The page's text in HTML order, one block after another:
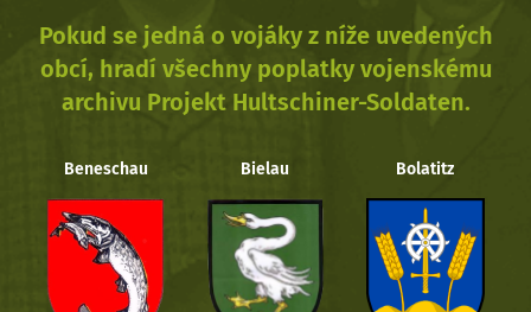
Pokud se jedná o vojáky z níže uvedených
obcí, hradí všechny poplatky vojenskému
archivu Projekt Hultschiner-Soldaten.
Beneschau Bielau Bolatitz